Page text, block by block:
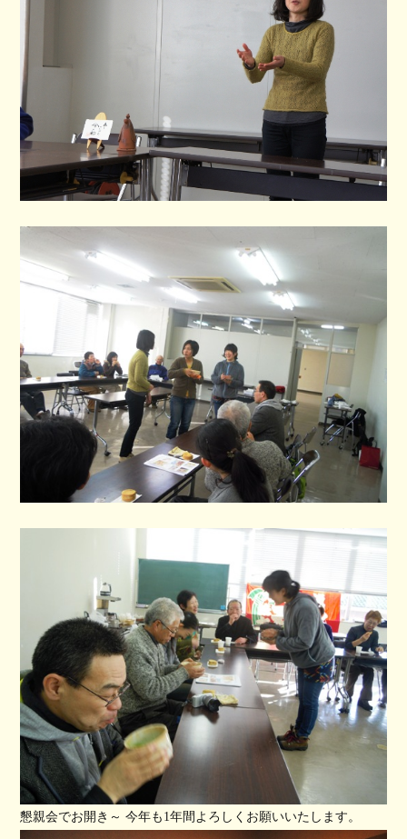
懇親会でお開き～ 今年も1年間よろしくお願いいたします。